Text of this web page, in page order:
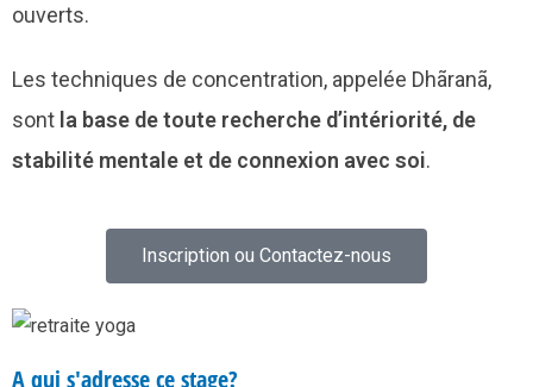
ouverts.
Les techniques de concentration, appelée Dhãranã,
sont la base de toute recherche d’intériorité, de
stabilité mentale et de connexion avec soi.
Inscription ou Contactez-nous
A qui s'adresse ce stage?